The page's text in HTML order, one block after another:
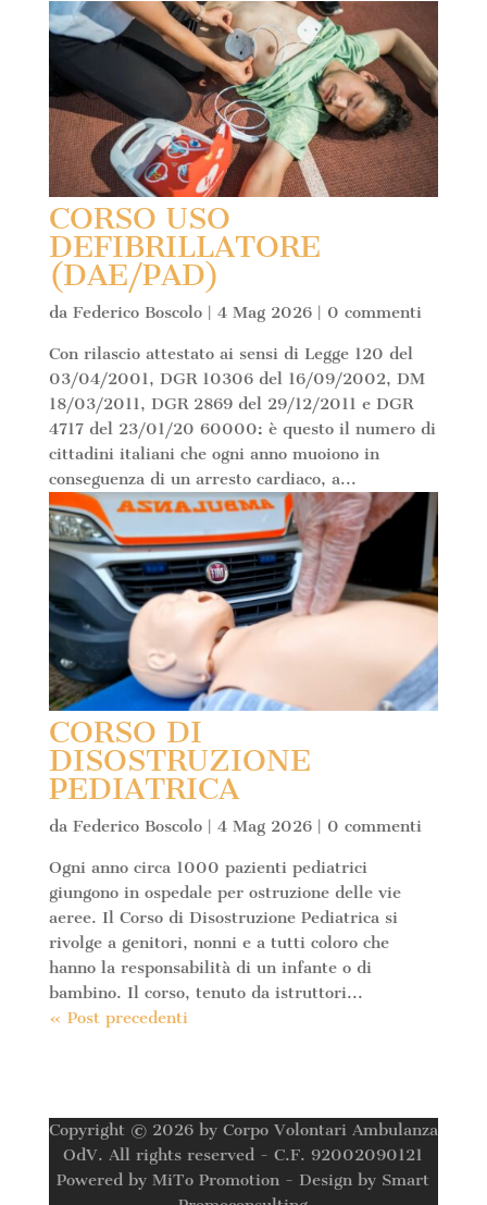
CORSO USO
DEFIBRILLATORE
(DAE/PAD)
da Federico Boscolo| 4 Mag 2026| 0 commenti
Con rilascio attestato ai sensi di Legge 120 del
03/04/2001, DGR 10306 del 16/09/2002, DM
18/03/2011, DGR 2869 del 29/12/2011 e DGR
4717 del 23/01/20 60000: è questo il numero di
cittadini italiani che ogni anno muoiono in
conseguenza di un arresto cardiaco, a...
CORSO DI
DISOSTRUZIONE
PEDIATRICA
da Federico Boscolo| 4 Mag 2026| 0 commenti
Ogni anno circa 1000 pazienti pediatrici
giungono in ospedale per ostruzione delle vie
aeree. Il Corso di Disostruzione Pediatrica si
rivolge a genitori, nonni e a tutti coloro che
hanno la responsabilità di un infante o di
bambino. Il corso, tenuto da istruttori...
« Post precedenti
Copyright © 2026 by Corpo Volontari Ambulanza
OdV. All rights reserved - C.F. 92002090121
Powered by MiTo Promotion - Design by Smart